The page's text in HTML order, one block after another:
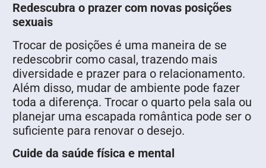
Redescubra o prazer com novas posições
sexuais
Trocar de posições é uma maneira de se
redescobrir como casal, trazendo mais
diversidade e prazer para o relacionamento.
Além disso, mudar de ambiente pode fazer
toda a diferença. Trocar o quarto pela sala ou
planejar uma escapada romântica pode ser o
suficiente para renovar o desejo.
Cuide da saúde física e mental